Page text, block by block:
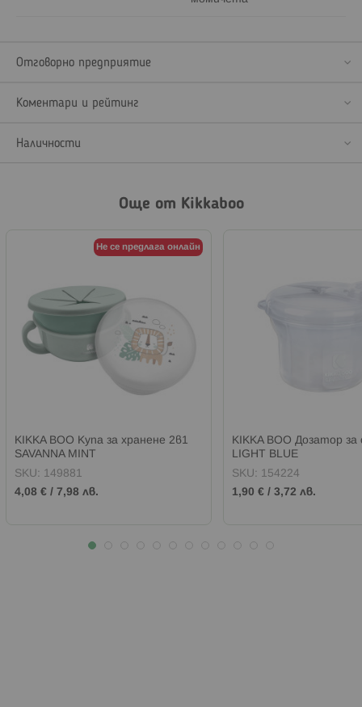
Отговорно предприятие
Коментари и рейтинг
Наличности
Още от Kikkaboo
Не се предлага онлайн
KIKKA BOO Купа за хранене 2в1
SAVANNA MINT
SKU: 149881
4,08 € / 7,98 лв.
KIKKA BOO Дозатор за
LIGHT BLUE
SKU: 154224
1,90 € / 3,72 лв.